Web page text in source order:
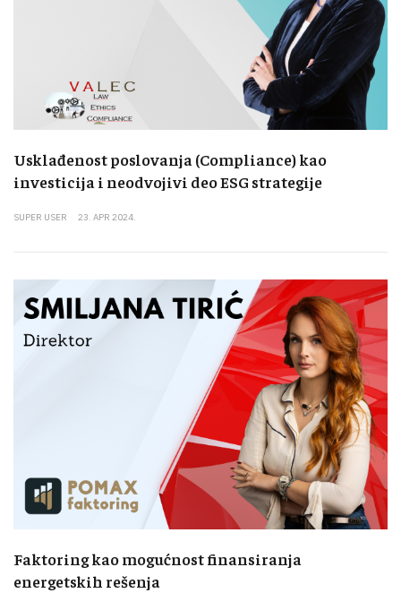
Usklađenost poslovanja (Compliance) kao
investicija i neodvojivi deo ESG strategije
SUPER USER 23. APR 2024.
Faktoring kao mogućnost finansiranja
energetskih rešenja